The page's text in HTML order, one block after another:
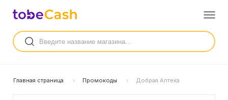
Главная страница Промокоды Добрая Аптека